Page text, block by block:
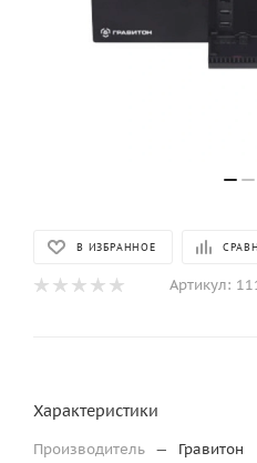
В ИЗБРАННОЕ
Артикул:
Характеристики
Производитель —
Гравитон